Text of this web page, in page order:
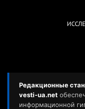
Редакционные
vesti-ua.net
информационной